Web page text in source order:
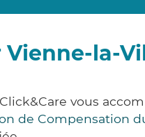
la-
vous
de Compensation